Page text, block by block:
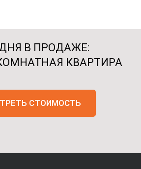
В ПРОДАЖЕ:
КВАРТИРА
СТОИМОСТЬ